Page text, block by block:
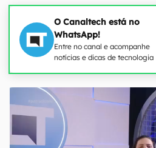
O Canaltech está no
WhatsApp!
Entre no canal e acompanhe
notícias e dicas de tecnologia